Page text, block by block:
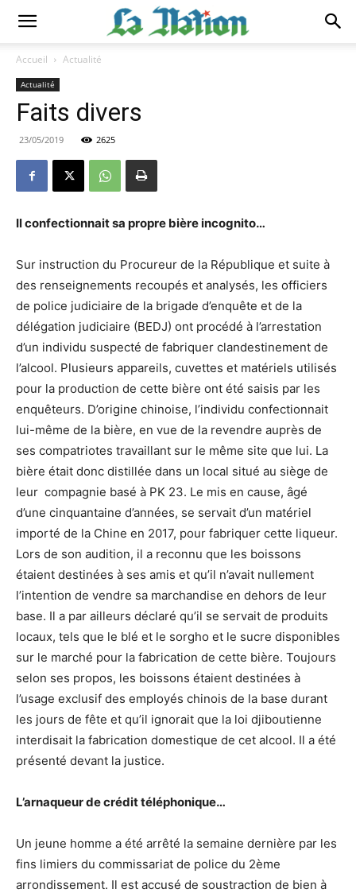
Accueil Actualité
Actualité
Faits divers
23/05/2019 2625
Il confectionnait sa propre bière incognito…
Sur instruction du Procureur de la République et suite à
des renseignements recoupés et analysés, les officiers
de police judiciaire de la brigade d’enquête et de la
délégation judiciaire (BEDJ) ont procédé à l’arrestation
d’un individu suspecté de fabriquer clandestinement de
l’alcool. Plusieurs appareils, cuvettes et matériels utilisés
pour la production de cette bière ont été saisis par les
enquêteurs. D’origine chinoise, l’individu confectionnait
lui-même de la bière, en vue de la revendre auprès de
ses compatriotes travaillant sur le même site que lui. La
bière était donc distillée dans un local situé au siège de
leur compagnie basé à PK 23. Le mis en cause, âgé
d’une cinquantaine d’années, se servait d’un matériel
importé de la Chine en 2017, pour fabriquer cette liqueur.
Lors de son audition, il a reconnu que les boissons
étaient destinées à ses amis et qu’il n’avait nullement
l’intention de vendre sa marchandise en dehors de leur
base. Il a par ailleurs déclaré qu’il se servait de produits
locaux, tels que le blé et le sorgho et le sucre disponibles
sur le marché pour la fabrication de cette bière. Toujours
selon ses propos, les boissons étaient destinées à
l’usage exclusif des employés chinois de la base durant
les jours de fête et qu’il ignorait que la loi djiboutienne
interdisait la fabrication domestique de cet alcool. Il a été
présenté devant la justice.
L’arnaqueur de crédit téléphonique…
Un jeune homme a été arrêté la semaine dernière par les
fins limiers du commissariat de police du 2ème
arrondissement. Il est accusé de soustraction de bien à